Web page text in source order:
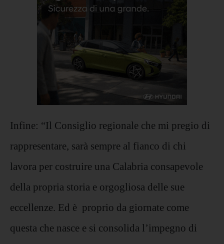
Infine: “Il Consiglio regionale che mi pregio di
rappresentare, sarà sempre al fianco di chi
lavora per costruire una Calabria consapevole
della propria storia e orgogliosa delle sue
eccellenze. Ed è proprio da giornate come
questa che nasce e si consolida l’impegno di